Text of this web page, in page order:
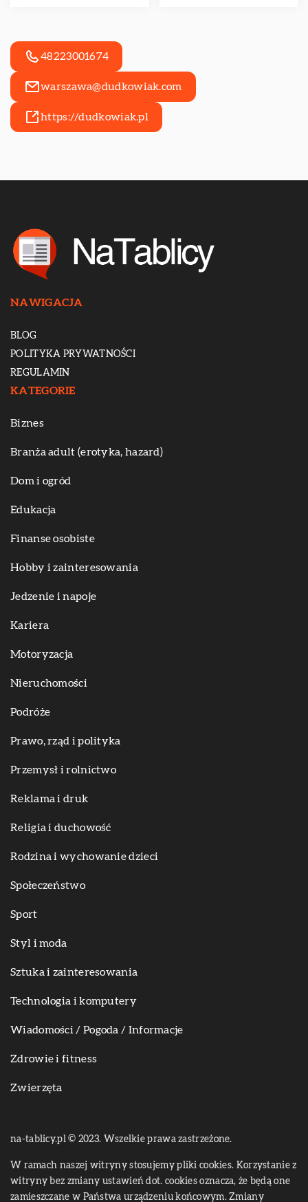
48223001674
warszawa@dudkowiak.com
https://dudkowiak.pl
NAWIGACJA
BLOG
POLITYKA PRYWATNOŚCI
REGULAMIN
KATEGORIE
Biznes
Branża adult (erotyka, hazard)
Dom i ogród
Edukacja
Finanse osobiste
Hobby i zainteresowania
Jedzenie i napoje
Kariera
Motoryzacja
Nieruchomości
Podróże
Prawo, rząd i polityka
Przemysł i rolnictwo
Reklama i druk
Religia i duchowość
Rodzina i wychowanie dzieci
Społeczeństwo
Sport
Styl i moda
Sztuka i zainteresowania
Technologia i komputery
Wiadomości / Pogoda / Informacje
Zdrowie i fitness
Zwierzęta
na-tablicy.pl © 2023. Wszelkie prawa zastrzeżone.
W ramach naszej witryny stosujemy pliki cookies. Korzystanie z
witryny bez zmiany ustawień dot. cookies oznacza, że będą one
zamieszczane w Państwa urządzeniu końcowym. Zmiany